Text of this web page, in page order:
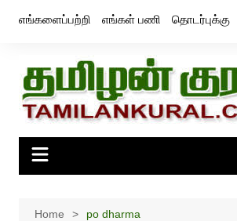
எங்களைப்பற்றி எங்கள் பணி தொடர்புக்கு
Home po dharma